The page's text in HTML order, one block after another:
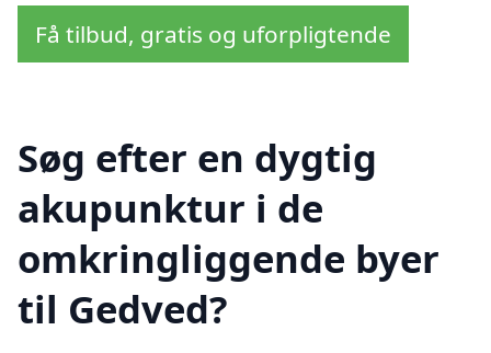
Få tilbud, gratis og uforpligtende
Søg efter en dygtig
akupunktur i de
omkringliggende byer
til Gedved?